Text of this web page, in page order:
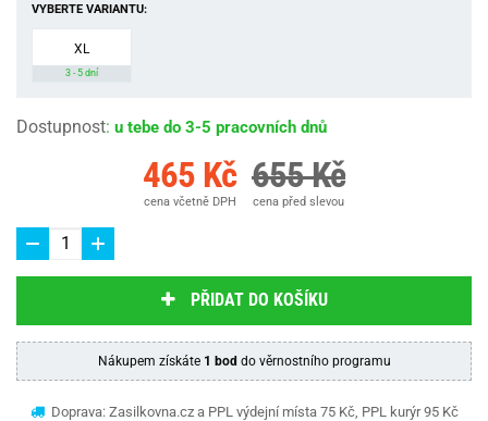
VYBERTE VARIANTU:
XL
3 - 5 dní
Dostupnost: u tebe do 3-5 pracovních dnů
465 Kč
cena včetně DPH
655 Kč
cena před slevou
PŘIDAT DO KOŠÍKU
Nákupem získáte 1 bod do věrnostního programu
Doprava: Zasilkovna.cz a PPL výdejní místa 75 Kč, PPL kurýr 95 Kč